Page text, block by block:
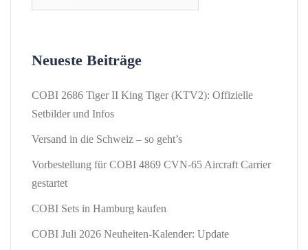
Neueste Beiträge
COBI 2686 Tiger II King Tiger (KTV2): Offizielle
Setbilder und Infos
Versand in die Schweiz – so geht’s
Vorbestellung für COBI 4869 CVN-65 Aircraft Carrier
gestartet
COBI Sets in Hamburg kaufen
COBI Juli 2026 Neuheiten-Kalender: Update